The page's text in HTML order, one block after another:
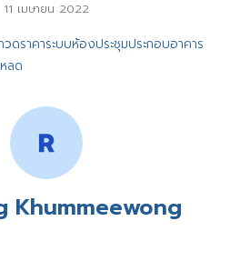
11 เมษายน 2022
วดราคาระบบห้องประชุมประกอบอาคาร
ลด
Khummeewong